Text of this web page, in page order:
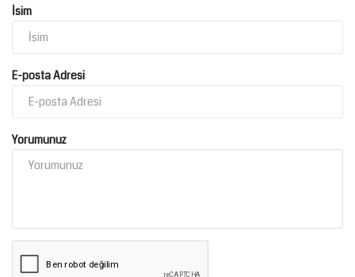
İsim
E-posta Adresi
Yorumunuz